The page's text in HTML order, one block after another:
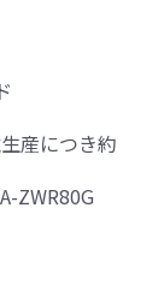
産につき約
ZWR80G